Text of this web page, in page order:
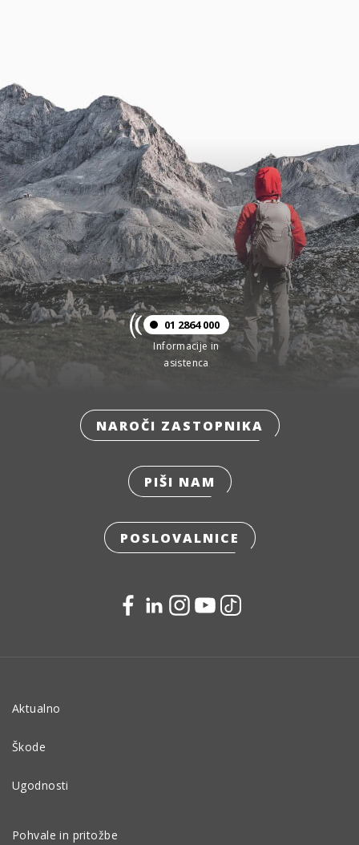
01 2864 000
Informacije in
asistenca
NAROČI ZASTOPNIKA
PIŠI NAM
POSLOVALNICE
Aktualno
Škode
Ugodnosti
Pohvale in pritožbe